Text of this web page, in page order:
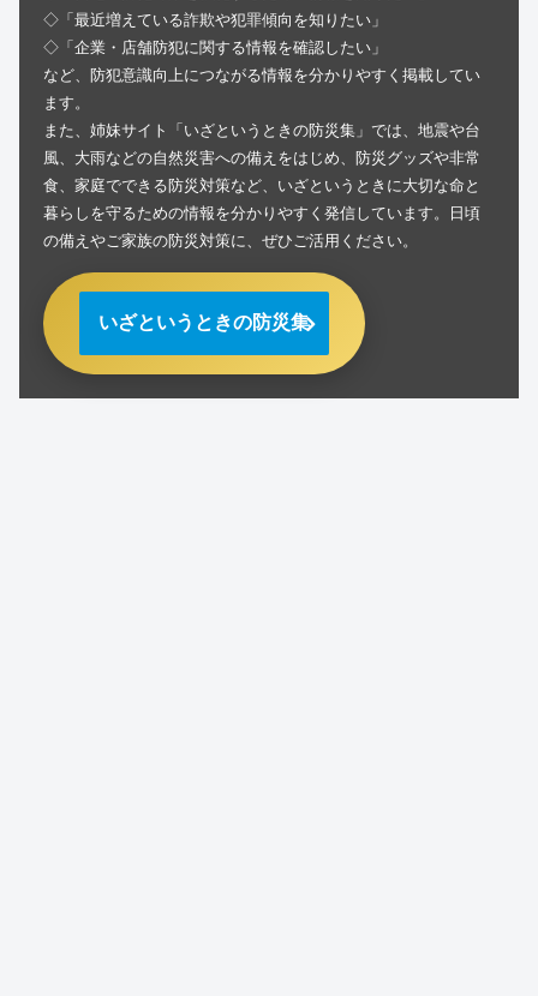
◇「最近増えている詐欺や犯罪傾向を知りたい」
◇「企業・店舗防犯に関する情報を確認したい」
など、防犯意識向上につながる情報を分かりやすく掲載してい
ます。
また、姉妹サイト「いざというときの防災集」では、地震や台
風、大雨などの自然災害への備えをはじめ、防災グッズや非常
食、家庭でできる防災対策など、いざというときに大切な命と
暮らしを守るための情報を分かりやすく発信しています。日頃
の備えやご家族の防災対策に、ぜひご活用ください。
いざというときの防災集